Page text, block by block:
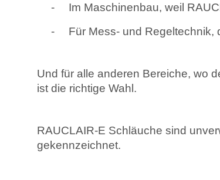
-
Im Maschinenbau, weil
-
Für Mess- und Regeltechnik,
Und für alle anderen Bereiche, wo
ist die richtige Wahl.
RAUCLAIR-E Schläuche sind
gekennzeichnet.